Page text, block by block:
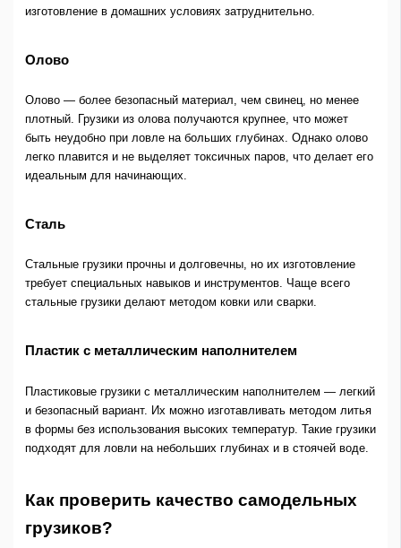
изготовление в домашних условиях затруднительно.
Олово
Олово — более безопасный материал, чем свинец, но менее
плотный. Грузики из олова получаются крупнее, что может
быть неудобно при ловле на больших глубинах. Однако олово
легко плавится и не выделяет токсичных паров, что делает его
идеальным для начинающих.
Сталь
Стальные грузики прочны и долговечны, но их изготовление
требует специальных навыков и инструментов. Чаще всего
стальные грузики делают методом ковки или сварки.
Пластик с металлическим наполнителем
Пластиковые грузики с металлическим наполнителем — легкий
и безопасный вариант. Их можно изготавливать методом литья
в формы без использования высоких температур. Такие грузики
подходят для ловли на небольших глубинах и в стоячей воде.
Как проверить качество самодельных
грузиков?